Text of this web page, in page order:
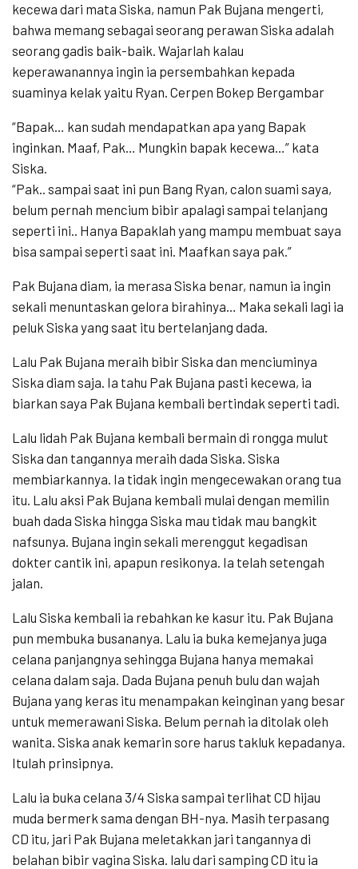
kecewa dari mata Siska, namun Pak Bujana mengerti,
bahwa memang sebagai seorang perawan Siska adalah
seorang gadis baik-baik. Wajarlah kalau
keperawanannya ingin ia persembahkan kepada
suaminya kelak yaitu Ryan. Cerpen Bokep Bergambar
“Bapak… kan sudah mendapatkan apa yang Bapak
inginkan. Maaf, Pak… Mungkin bapak kecewa…” kata
Siska.
“Pak.. sampai saat ini pun Bang Ryan, calon suami saya,
belum pernah mencium bibir apalagi sampai telanjang
seperti ini.. Hanya Bapaklah yang mampu membuat saya
bisa sampai seperti saat ini. Maafkan saya pak.”
Pak Bujana diam, ia merasa Siska benar, namun ia ingin
sekali menuntaskan gelora birahinya… Maka sekali lagi ia
peluk Siska yang saat itu bertelanjang dada.
Lalu Pak Bujana meraih bibir Siska dan menciuminya
Siska diam saja. Ia tahu Pak Bujana pasti kecewa, ia
biarkan saya Pak Bujana kembali bertindak seperti tadi.
Lalu lidah Pak Bujana kembali bermain di rongga mulut
Siska dan tangannya meraih dada Siska. Siska
membiarkannya. Ia tidak ingin mengecewakan orang tua
itu. Lalu aksi Pak Bujana kembali mulai dengan memilin
buah dada Siska hingga Siska mau tidak mau bangkit
nafsunya. Bujana ingin sekali merenggut kegadisan
dokter cantik ini, apapun resikonya. Ia telah setengah
jalan.
Lalu Siska kembali ia rebahkan ke kasur itu. Pak Bujana
pun membuka busananya. Lalu ia buka kemejanya juga
celana panjangnya sehingga Bujana hanya memakai
celana dalam saja. Dada Bujana penuh bulu dan wajah
Bujana yang keras itu menampakan keinginan yang besar
untuk memerawani Siska. Belum pernah ia ditolak oleh
wanita. Siska anak kemarin sore harus takluk kepadanya.
Itulah prinsipnya.
Lalu ia buka celana 3/4 Siska sampai terlihat CD hijau
muda bermerk sama dengan BH-nya. Masih terpasang
CD itu, jari Pak Bujana meletakkan jari tangannya di
belahan bibir vagina Siska. lalu dari samping CD itu ia